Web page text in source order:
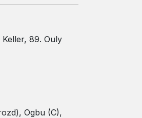
89. Ouly
Ogbu (C),